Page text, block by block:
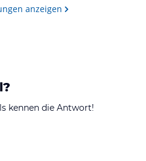
anzeigen
kennen die Antwort!